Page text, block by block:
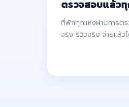
ตรวจสอบแล้ว
ที่พักทุกแห่งผ่านการต
จริง รีวิวจริง จ่ายแล้ว